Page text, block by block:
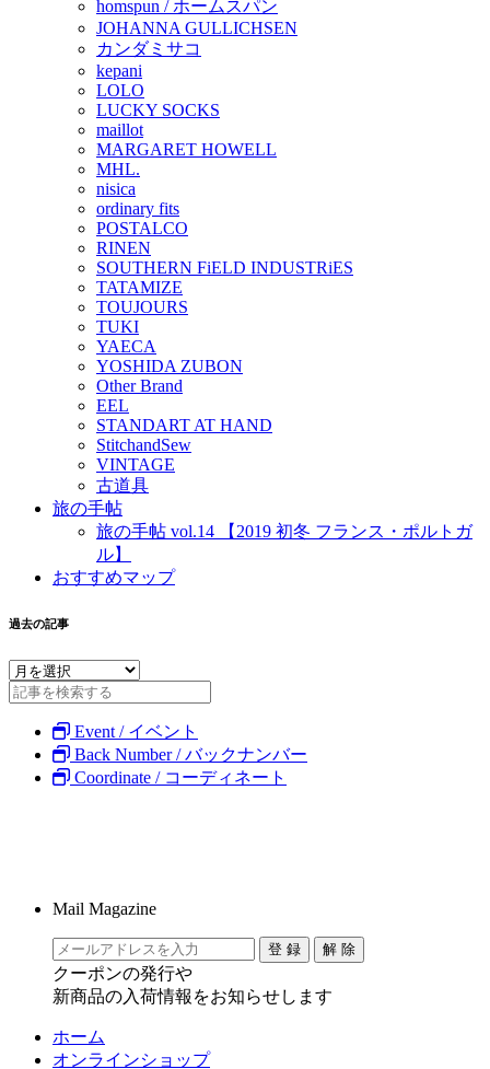
homspun / ホームスパン
JOHANNA GULLICHSEN
カンダミサコ
kepani
LOLO
LUCKY SOCKS
maillot
MARGARET HOWELL
MHL.
nisica
ordinary fits
POSTALCO
RINEN
SOUTHERN FiELD INDUSTRiES
TATAMIZE
TOUJOURS
TUKI
YAECA
YOSHIDA ZUBON
Other Brand
EEL
STANDART AT HAND
StitchandSew
VINTAGE
古道具
旅の手帖
旅の手帖 vol.14 【2019 初冬 フランス・ポルトガ
ル】
おすすめマップ
過去の記事
Event / イベント
Back Number / バックナンバー
Coordinate / コーディネート
Mail Magazine
クーポンの発行や
新商品の入荷情報をお知らせします
ホーム
オンラインショップ